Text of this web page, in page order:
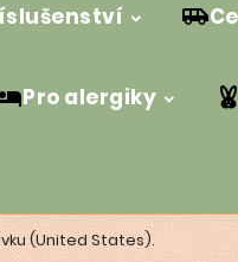
Pro alergiky
(United States).